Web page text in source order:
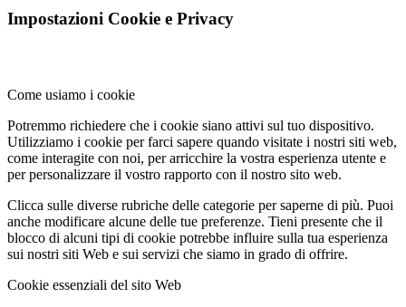
Impostazioni Cookie e Privacy
Come usiamo i cookie
Potremmo richiedere che i cookie siano attivi sul tuo dispositivo.
Utilizziamo i cookie per farci sapere quando visitate i nostri siti web,
come interagite con noi, per arricchire la vostra esperienza utente e
per personalizzare il vostro rapporto con il nostro sito web.
Clicca sulle diverse rubriche delle categorie per saperne di più. Puoi
anche modificare alcune delle tue preferenze. Tieni presente che il
blocco di alcuni tipi di cookie potrebbe influire sulla tua esperienza
sui nostri siti Web e sui servizi che siamo in grado di offrire.
Cookie essenziali del sito Web